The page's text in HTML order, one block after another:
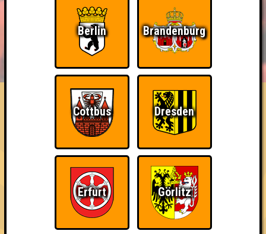
HIGHSCORE RESERVIERUNG
ÜBER UNS
Die Schnitten
Errungenschaften
Kleiner Hinweis: bei uns sind Teams, die in einem Stechen
verlieren, trotzdem auf dem 1. Platz - den haben sie sich
schließlich verdient! Entsprechend gibt es für diese auch
Errungenschaften für den 1. Platz.
Berlin Brandenburg
Cottbus Dresden
Erfurt Görlitz